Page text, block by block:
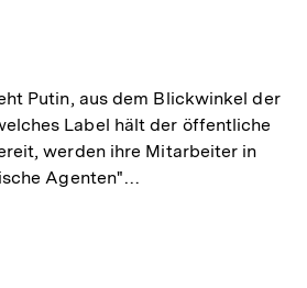
Putin, aus dem Blickwinkel der
Label hält der öffentliche
werden ihre Mitarbeiter in
Agenten"…